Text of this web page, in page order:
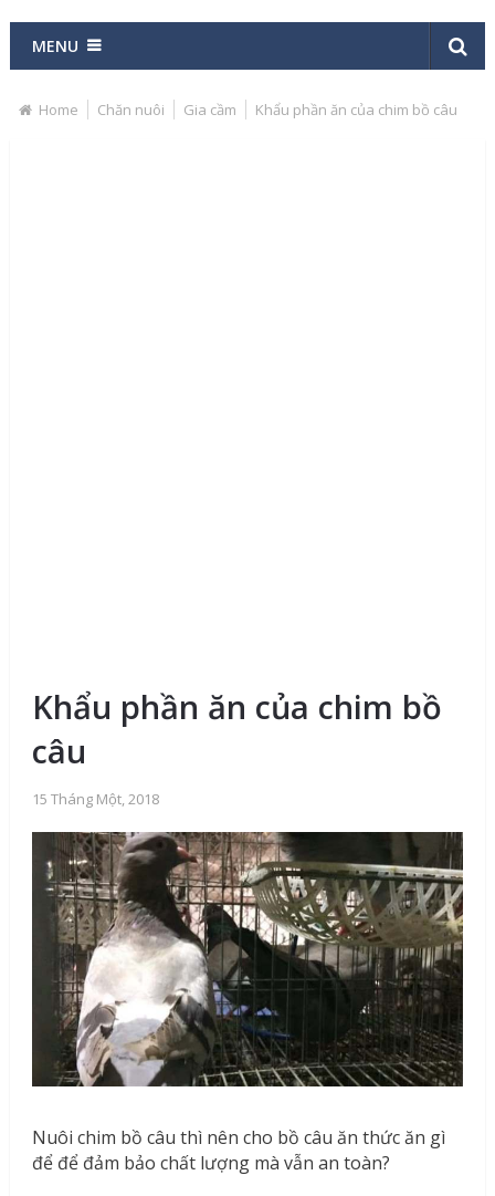
MENU
Home Chăn nuôi Gia cầm Khẩu phần ăn của chim bồ câu
Khẩu phần ăn của chim bồ
câu
15 Tháng Một, 2018
Nuôi chim bồ câu thì nên cho bồ câu ăn thức ăn gì
để để đảm bảo chất lượng mà vẫn an toàn?